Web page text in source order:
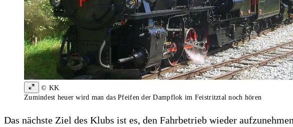
© KK
Zumindest heuer wird man das Pfeifen der Dampflok im Feistritztal noch hören
Das nächste Ziel des Klubs ist es, den Fahrbetrieb wieder